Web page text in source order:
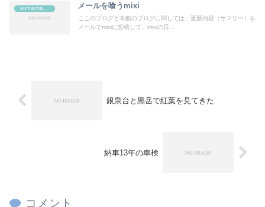
メールを喰うmixi
ここのブログと本館のブログに関しては、更新内容（サマリー）を
メールでmixiに投稿して、mixiの日...
銀泉台と黒岳で紅葉を見てきた
納車13年の車検
コメント